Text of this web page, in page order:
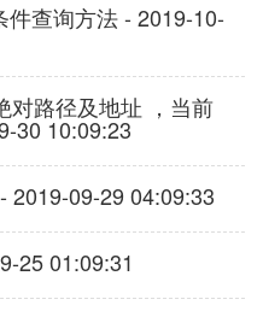
查询方法 - 2019-10-
对路径及地址 ，当前
30 10:09:23
2019-09-29 04:09:33
25 01:09:31